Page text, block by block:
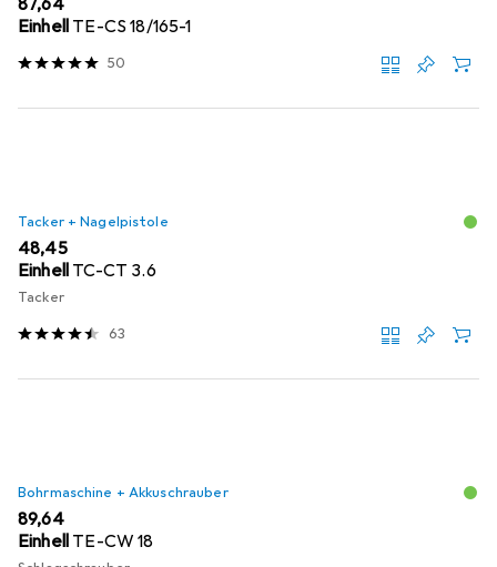
Einhell TE-CS 18/165-1
50
Tacker + Nagelpistole
EUR
48,45
Einhell TC-CT 3.6
Tacker
63
Bohrmaschine + Akkuschrauber
EUR
89,64
Einhell TE-CW 18